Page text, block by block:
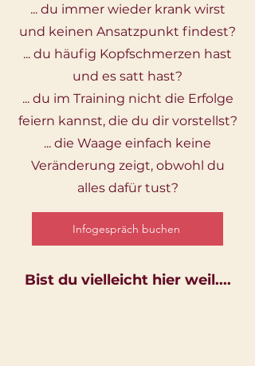
... du immer wieder krank wirst
und keinen Ansatzpunkt findest?
... du häufig Kopfschmerzen hast
und es satt hast?
... du im Training nicht die Erfolge
feiern kannst, die du dir vorstellst?
... die Waage einfach keine
Veränderung zeigt, obwohl du
alles dafür tust?
Infogespräch buchen
Bist du vielleicht hier weil....